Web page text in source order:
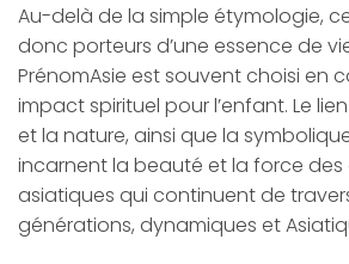
Au-delà de la simple étymologie,
donc porteurs d’une essence de
PrénomAsie est souvent choisi en
impact spirituel pour l’enfant. Le
et la nature, ainsi que la
incarnent la beauté et la force des
asiatiques qui continuent de
générations, dynamiques et